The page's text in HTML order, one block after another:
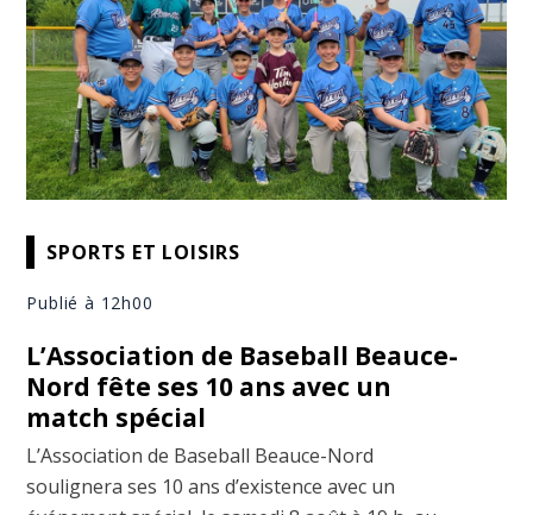
SPORTS ET LOISIRS
Publié à 12h00
L’Association de Baseball Beauce-
Nord fête ses 10 ans avec un
match spécial
L’Association de Baseball Beauce-Nord
soulignera ses 10 ans d’existence avec un